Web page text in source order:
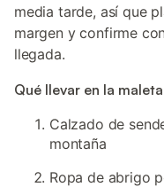
media tarde, así que
margen y confirme
llegada.
Qué llevar en la maleta
Calzado de
montaña
Ropa de abrigo